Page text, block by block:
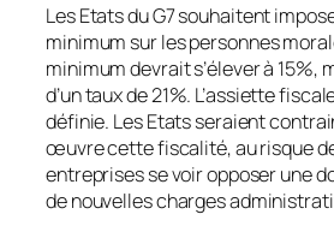
Les Etats du G7 souhaitent
minimum sur les personnes
minimum devrait s’élever à 15%,
d’un taux de 21%. L’assiette
définie. Les Etats seraient
œuvre cette fiscalité, au risque
entreprises se voir opposer une
de nouvelles charges